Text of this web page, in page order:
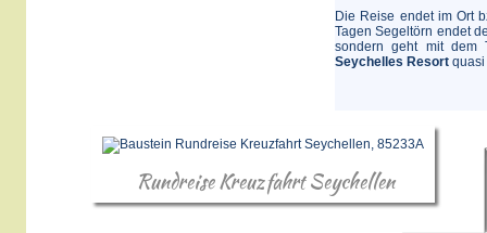
Die Reise endet im Ort
Tagen Segeltörn endet
sondern geht mit dem
Seychelles Resort quasi
Rundreise Kreuzfahrt Seychellen